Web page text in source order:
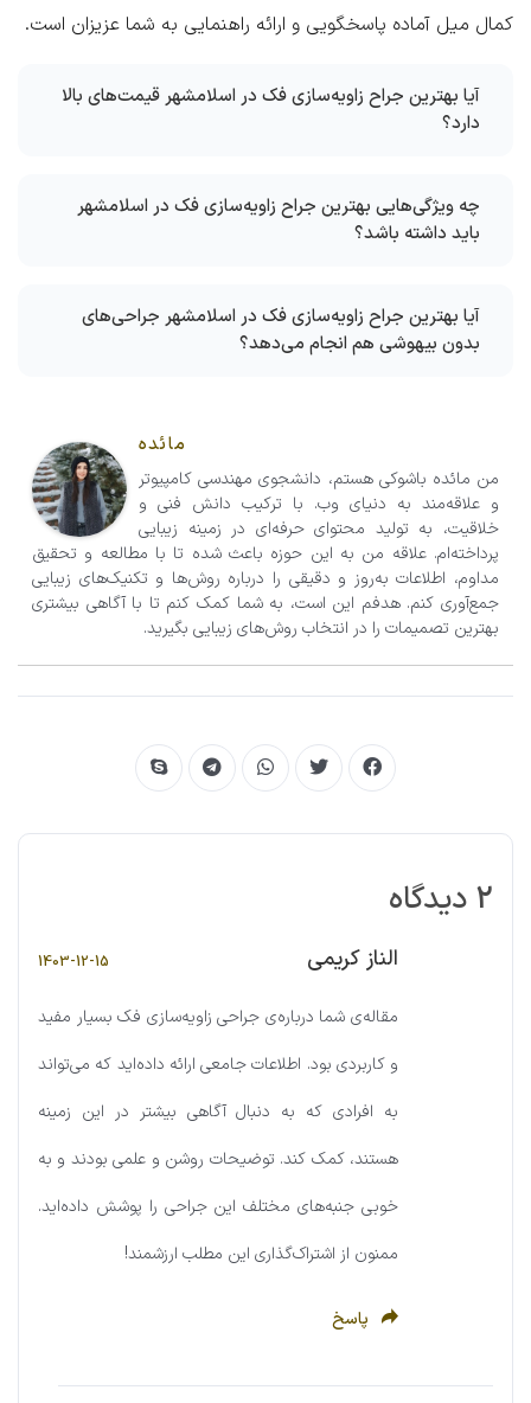
کمال میل آماده پاسخگویی و ارائه راهنمایی به شما عزیزان است.
آیا بهترین جراح زاویه‌سازی فک در اسلامشهر قیمت‌های بالا
دارد؟
چه ویژگی‌هایی بهترین جراح زاویه‌سازی فک در اسلامشهر
باید داشته باشد؟
آیا بهترین جراح زاویه‌سازی فک در اسلامشهر جراحی‌های
بدون بیهوشی هم انجام می‌دهد؟
مائده
من مائده باشوکی هستم، دانشجوی مهندسی کامپیوتر
و علاقه‌مند به دنیای وب. با ترکیب دانش فنی و
خلاقیت، به تولید محتوای حرفه‌ای در زمینه زیبایی
پرداخته‌ام. علاقه من به این حوزه باعث شده تا با مطالعه و تحقیق
مداوم، اطلاعات به‌روز و دقیقی را درباره روش‌ها و تکنیک‌های زیبایی
جمع‌آوری کنم. هدفم این است، به شما کمک کنم تا با آگاهی بیشتری
بهترین تصمیمات را در انتخاب روش‌های زیبایی بگیرید.
2 دیدگاه
الناز کریمی 1403-12-15
مقاله‌ی شما درباره‌ی جراحی زاویه‌سازی فک بسیار مفید
و کاربردی بود. اطلاعات جامعی ارائه داده‌اید که می‌تواند
به افرادی که به دنبال آگاهی بیشتر در این زمینه
هستند، کمک کند. توضیحات روشن و علمی بودند و به
خوبی جنبه‌های مختلف این جراحی را پوشش داده‌اید.
ممنون از اشتراک‌گذاری این مطلب ارزشمند!
پاسخ